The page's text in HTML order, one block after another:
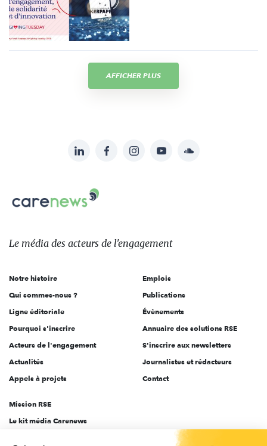
AFFICHER PLUS
sur:
LinkedInFacebookInstagramYouTubeSoundcloud
Carenews,
Le
des
l'engagement
Le média des acteurs de l'engagement
Notre histoire
Qui sommes-nous ?
Ligne éditoriale
Pourquoi s'inscrire
Acteurs de l'engagement
Actualités
Appels à projets
Emplois
Publications
Évènements
Annuaire des solutions RSE
S'inscrire aux newsletters
Journalistes et rédacteurs
Contact
Mission RSE
Le kit média Carenews